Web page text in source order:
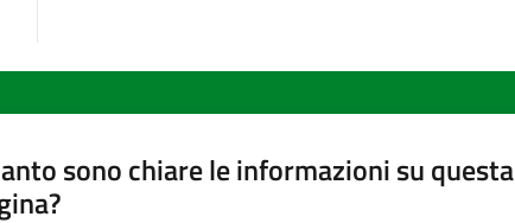
sono chiare le informazioni su questa